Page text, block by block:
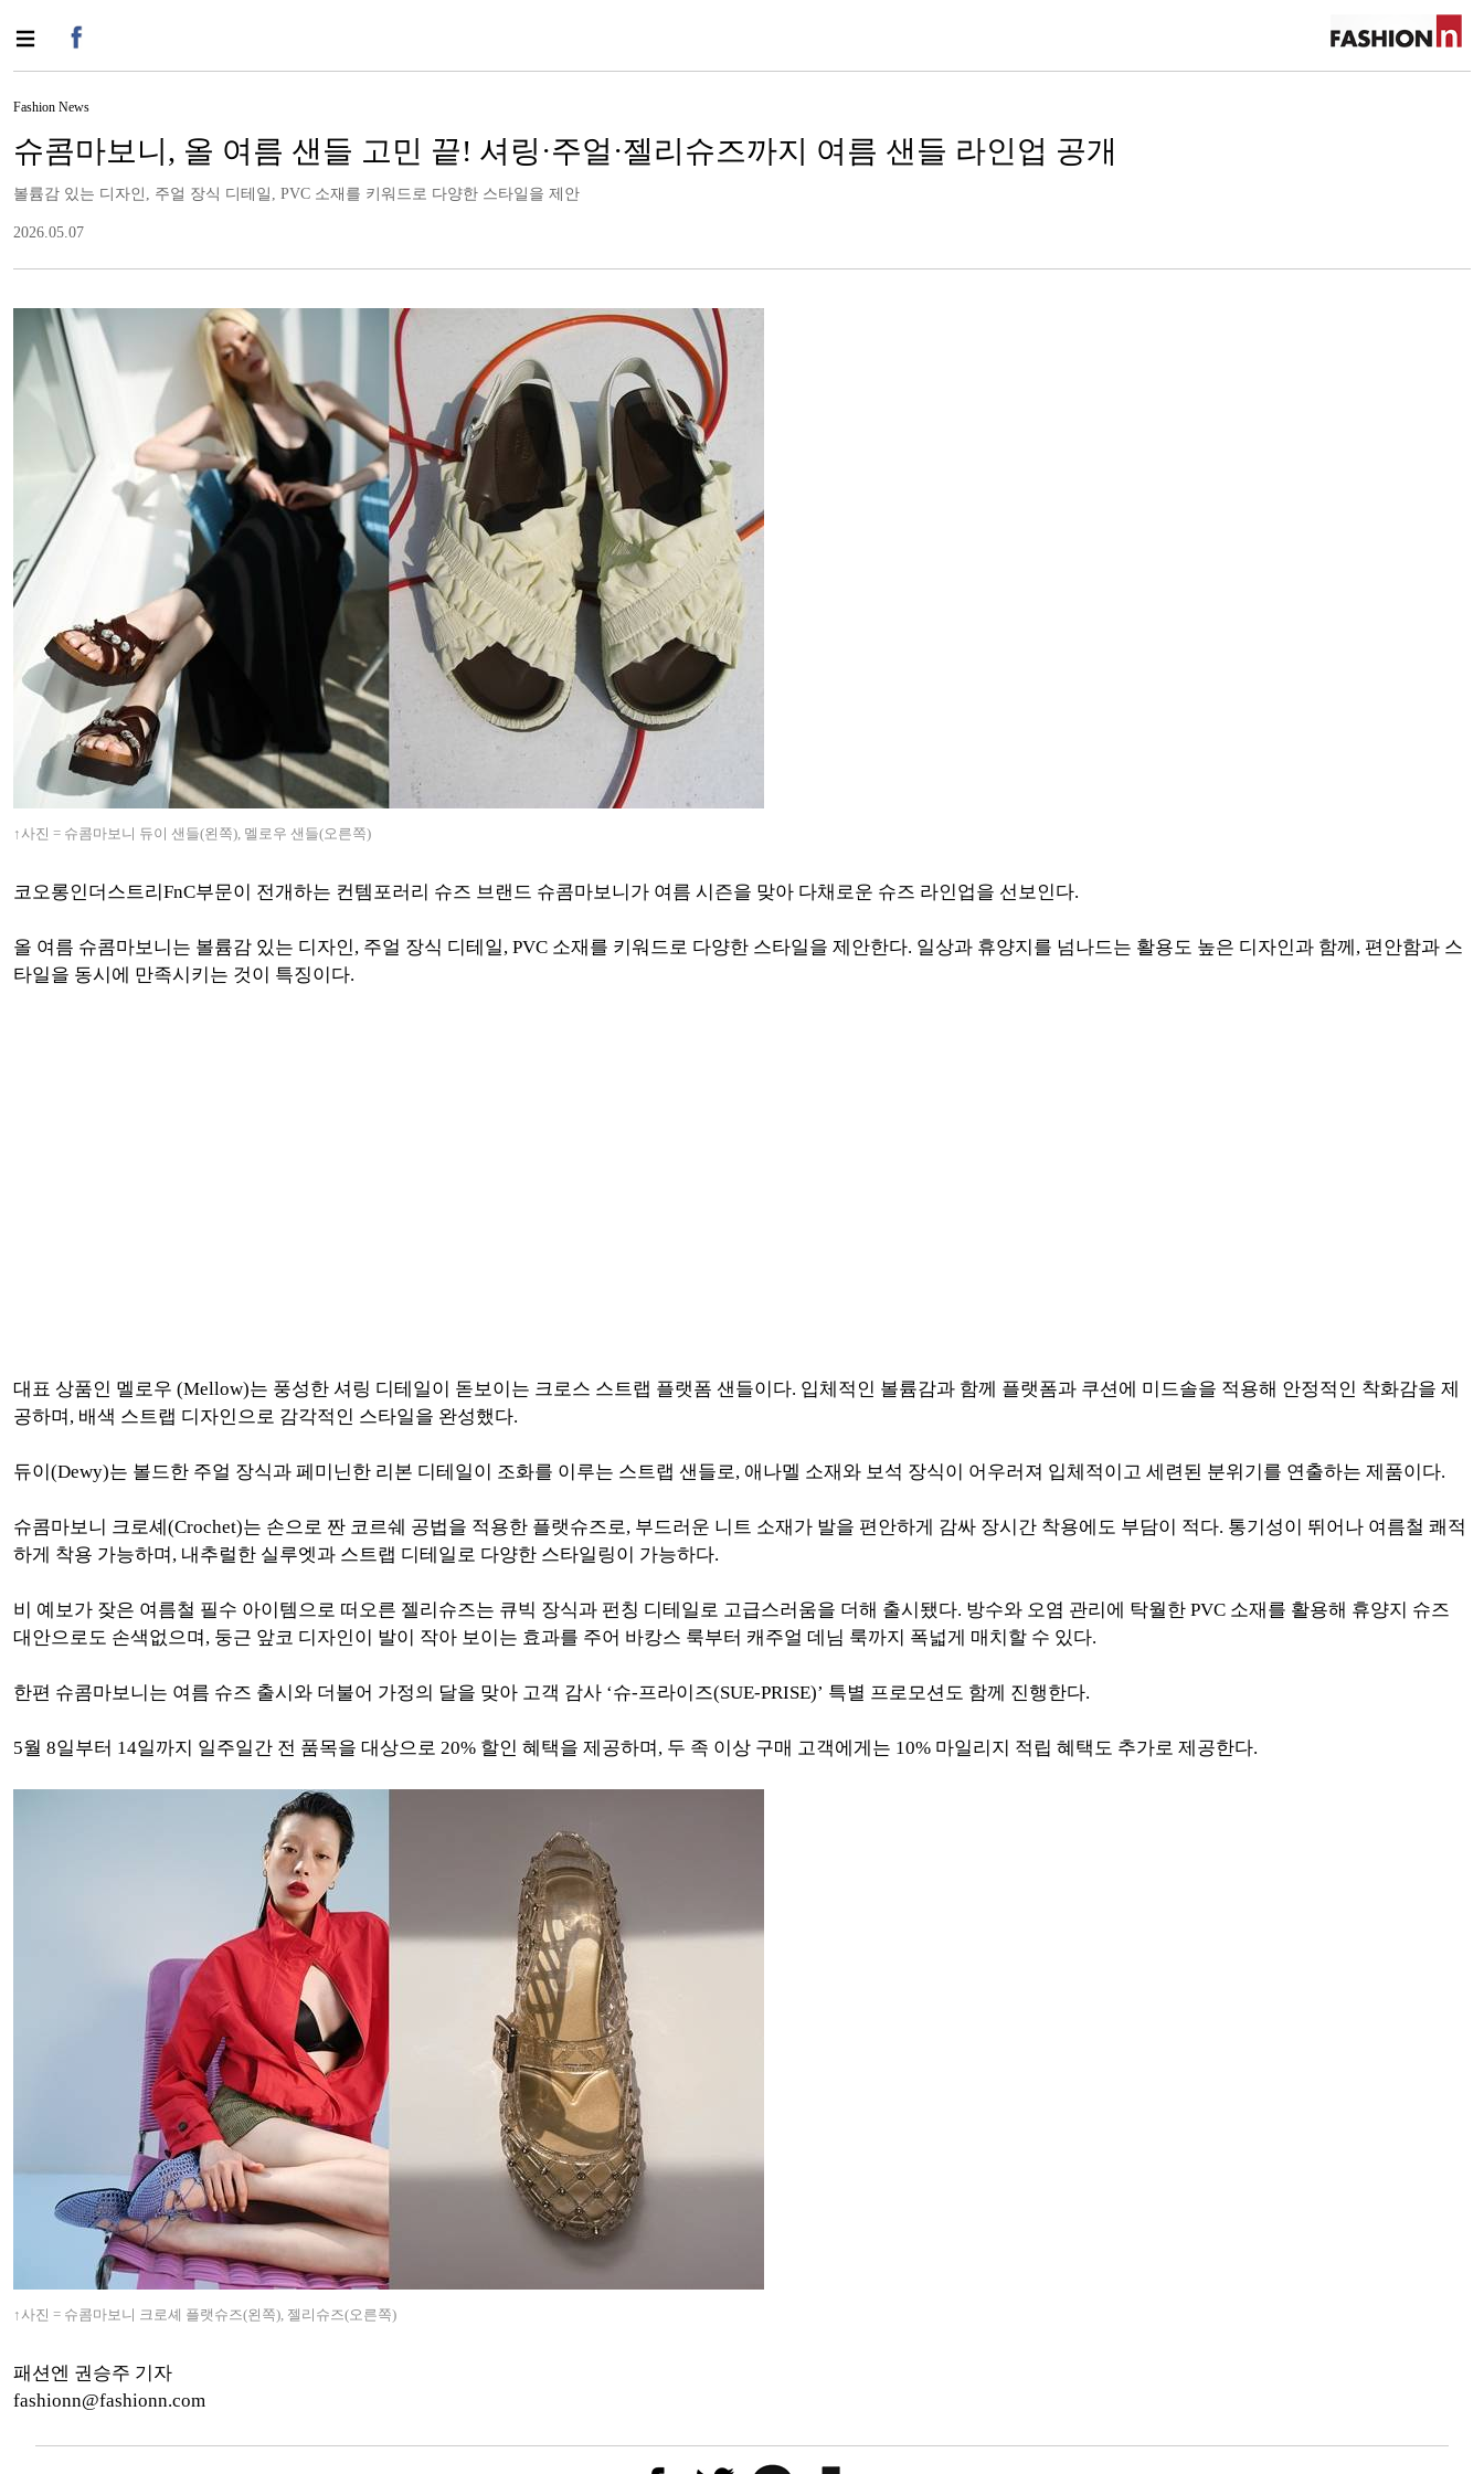
Fashion News
슈콤마보니, 올 여름 샌들 고민 끝! 셔링·주얼·젤리슈즈까지 여름 샌들 라인업 공개
볼륨감 있는 디자인, 주얼 장식 디테일, PVC 소재를 키워드로 다양한 스타일을 제안
2026.05.07
↑사진 = 슈콤마보니 듀이 샌들(왼쪽), 멜로우 샌들(오른쪽)
코오롱인더스트리FnC부문이 전개하는 컨템포러리 슈즈 브랜드 슈콤마보니가 여름 시즌을 맞아 다채로운 슈즈 라인업을 선보인다.
올 여름 슈콤마보니는 볼륨감 있는 디자인, 주얼 장식 디테일, PVC 소재를 키워드로 다양한 스타일을 제안한다. 일상과 휴양지를 넘나드는 활용도 높은 디자인과 함께, 편안함과 스
타일을 동시에 만족시키는 것이 특징이다.
대표 상품인 멜로우 (Mellow)는 풍성한 셔링 디테일이 돋보이는 크로스 스트랩 플랫폼 샌들이다. 입체적인 볼륨감과 함께 플랫폼과 쿠션에 미드솔을 적용해 안정적인 착화감을 제
공하며, 배색 스트랩 디자인으로 감각적인 스타일을 완성했다.
듀이(Dewy)는 볼드한 주얼 장식과 페미닌한 리본 디테일이 조화를 이루는 스트랩 샌들로, 애나멜 소재와 보석 장식이 어우러져 입체적이고 세련된 분위기를 연출하는 제품이다.
슈콤마보니 크로셰(Crochet)는 손으로 짠 코르쉐 공법을 적용한 플랫슈즈로, 부드러운 니트 소재가 발을 편안하게 감싸 장시간 착용에도 부담이 적다. 통기성이 뛰어나 여름철 쾌적
하게 착용 가능하며, 내추럴한 실루엣과 스트랩 디테일로 다양한 스타일링이 가능하다.
비 예보가 잦은 여름철 필수 아이템으로 떠오른 젤리슈즈는 큐빅 장식과 펀칭 디테일로 고급스러움을 더해 출시됐다. 방수와 오염 관리에 탁월한 PVC 소재를 활용해 휴양지 슈즈
대안으로도 손색없으며, 둥근 앞코 디자인이 발이 작아 보이는 효과를 주어 바캉스 룩부터 캐주얼 데님 룩까지 폭넓게 매치할 수 있다.
한편 슈콤마보니는 여름 슈즈 출시와 더불어 가정의 달을 맞아 고객 감사 ‘슈-프라이즈(SUE-PRISE)’ 특별 프로모션도 함께 진행한다.
5월 8일부터 14일까지 일주일간 전 품목을 대상으로 20% 할인 혜택을 제공하며, 두 족 이상 구매 고객에게는 10% 마일리지 적립 혜택도 추가로 제공한다.
↑사진 = 슈콤마보니 크로셰 플랫슈즈(왼쪽), 젤리슈즈(오른쪽)
패션엔 권승주 기자
fashionn@fashionn.com